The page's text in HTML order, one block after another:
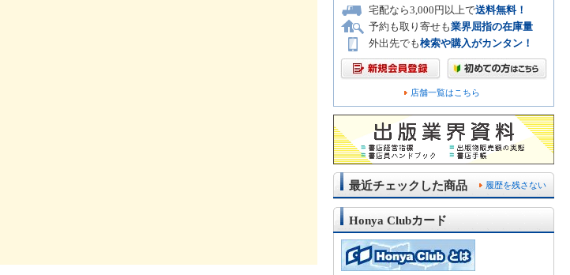
宅配なら3,000円以上で送料無料！
予約も取り寄せも業界屈指の在庫量
外出先でも検索や購入がカンタン！
店舗一覧はこちら
履歴を残さない
最近チェックした商品
Honya Clubカード